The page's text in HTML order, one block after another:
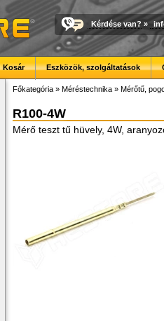
Kérdése van? »
Kosár Eszközök, szolgáltatások
Főkategória » Méréstechnika » Mérőtű,
R100-4W
Mérő teszt tű hüvely, 4W,